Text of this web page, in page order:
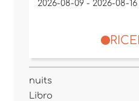
nuits
Libro